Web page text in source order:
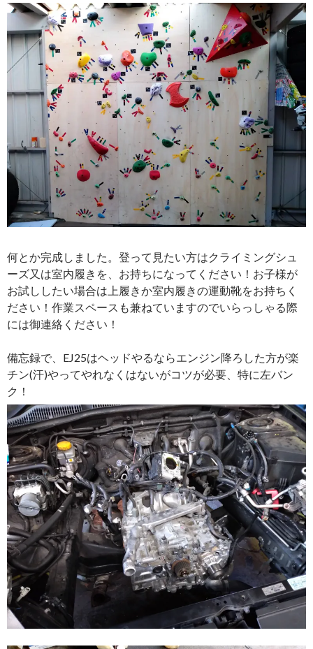
何とか完成しました。登って見たい方はクライミングシュ
ーズ又は室内履きを、お持ちになってください！お子様が
お試ししたい場合は上履きか室内履きの運動靴をお持ちく
ださい！作業スペースも兼ねていますのでいらっしゃる際
には御連絡ください！
備忘録で、EJ25はヘッドやるならエンジン降ろした方が楽
チン(汗)やってやれなくはないがコツが必要、特に左バン
ク！